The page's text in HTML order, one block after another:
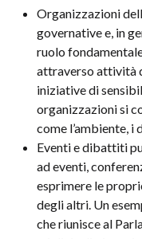
Organizzazioni
governative e, in
ruolo
attraverso attività
iniziative di
organizzazioni si
come l’ambiente, i
Eventi e dibattiti
ad eventi,
esprimere le
degli altri. Un
che riunisce al